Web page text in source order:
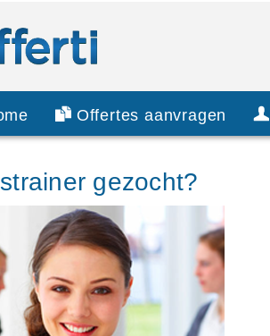
Offertes aanvragen
gezocht?